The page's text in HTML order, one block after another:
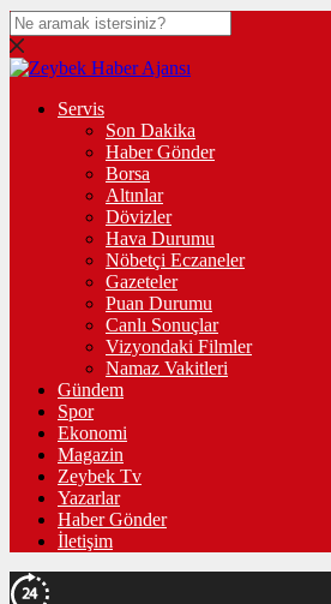
Servis
Son Dakika
Haber Gönder
Borsa
Altınlar
Dövizler
Hava Durumu
Nöbetçi Eczaneler
Gazeteler
Puan Durumu
Canlı Sonuçlar
Vizyondaki Filmler
Namaz Vakitleri
Gündem
Spor
Ekonomi
Magazin
Zeybek Tv
Yazarlar
Haber Gönder
İletişim